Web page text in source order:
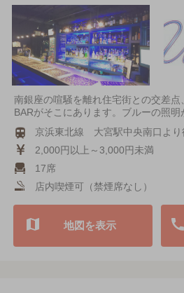
南銀座の喧騒を離れ住宅街との交差
BARがそこにあります。ブルーの照
京浜東北線 大宮駅中央南口より
2,000円以上～3,000円未満
17席
店内喫煙可（禁煙席なし）
地図を表示